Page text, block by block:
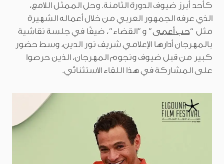
كأحد أبرز ضيوف الدورة الثامنة. وحل الممثل اللامع،
الذي عرفه الجمهور العربي من خلال أعماله الشهيرة
مثل “حب أعمى” و”القضاء”، ضيفًا في جلسة نقاشية
بالمهرجان أدارها الإعلامي شريف نور الدين، وسط حضور
كبير من قبل ضيوف ونجوم المهرجان، الذين حرصوا
على المشاركة في هذا اللقاء الاستثنائي.